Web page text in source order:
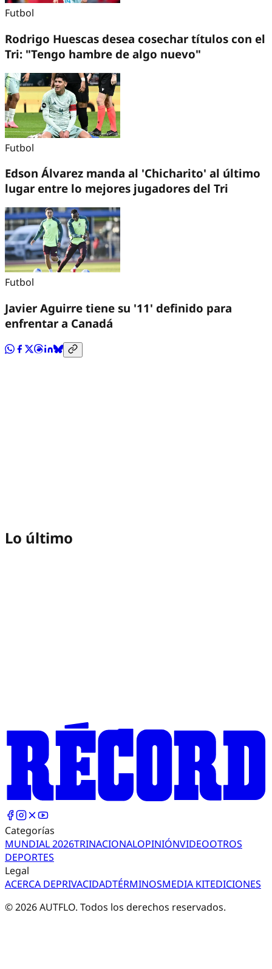
Futbol
Rodrigo Huescas desea cosechar títulos con el
Tri: "Tengo hambre de algo nuevo"
Futbol
Edson Álvarez manda al 'Chicharito' al último
lugar entre lo mejores jugadores del Tri
Futbol
Javier Aguirre tiene su '11' definido para
enfrentar a Canadá
Lo último
Categorías
MUNDIAL 2026TRINACIONALOPINIÓNVIDEOOTROS
DEPORTES
Legal
ACERCA DEPRIVACIDADTÉRMINOSMEDIA KITEDICIONES
©2026AUTFLO. Todos los derechos reservados.